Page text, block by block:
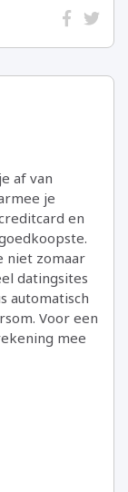
af van
je
en
niet zomaar
datingsites
automatisch
Voor een
mee